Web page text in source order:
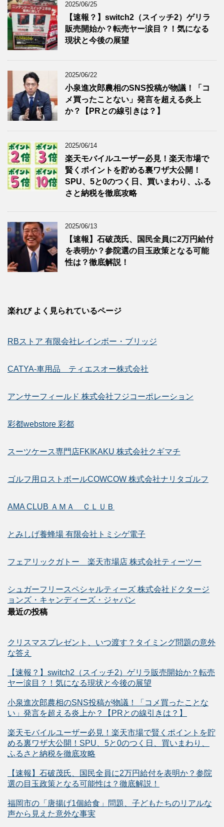
2025/06/25
【速報？】switch2（スイッチ2）ゲリラ
販売開始か？転売ヤー涙目？！気になる
現状と今後の展望
2025/06/22
小泉進次郎農相のSNS投稿が物議！「コ
メ買ったことない」発言を超える炎上
か？【PRとの線引きは？】
2025/06/14
楽天モバイルユーザー必見！楽天市場で
賢くポイントを貯める裏ワザ大公開！
SPU、5と0のつく日、買いまわり、ふる
さと納税を徹底攻略
2025/06/13
【速報】石破茂氏、国民全員に2万円給付
を表明か？参院選の目玉政策となる可能
性は？徹底解説！
楽れび よく見られているページ
RBストア 有限会社レインボー・ブリッジ
CATYA-車用品 ティエスオー株式会社
アンサーフィールド 株式会社フジコーポレーション
彩都webstore 彩都
スーツケース専門店FKIKAKU 株式会社クギマチ
ゴルフ用ロストボールCOWCOW 株式会社ナリタゴルフ
AMA CLUB ＡＭＡ ＣＬＵＢ
とみしげ養蜂場 有限会社トミシゲ電子
フェアリックガトー 楽天市場店 株式会社ティーツー
シュガーフリースペシャルティーズ 株式会社ドクタージ
ョンズ・キャンディーズ・ジャパン
最近の投稿
クリスマスプレゼント、いつ渡す？タイミング問題の意外
な答え
【速報？】switch2（スイッチ2）ゲリラ販売開始か？転売
ヤー涙目？！気になる現状と今後の展望
小泉進次郎農相のSNS投稿が物議！「コメ買ったことな
い」発言を超える炎上か？【PRとの線引きは？】
楽天モバイルユーザー必見！楽天市場で賢くポイントを貯
める裏ワザ大公開！SPU、5と0のつく日、買いまわり、
ふるさと納税を徹底攻略
【速報】石破茂氏、国民全員に2万円給付を表明か？参院
選の目玉政策となる可能性は？徹底解説！
福岡市の「唐揚げ1個給食」問題、子どもたちのリアルな
声から見えた意外な事実